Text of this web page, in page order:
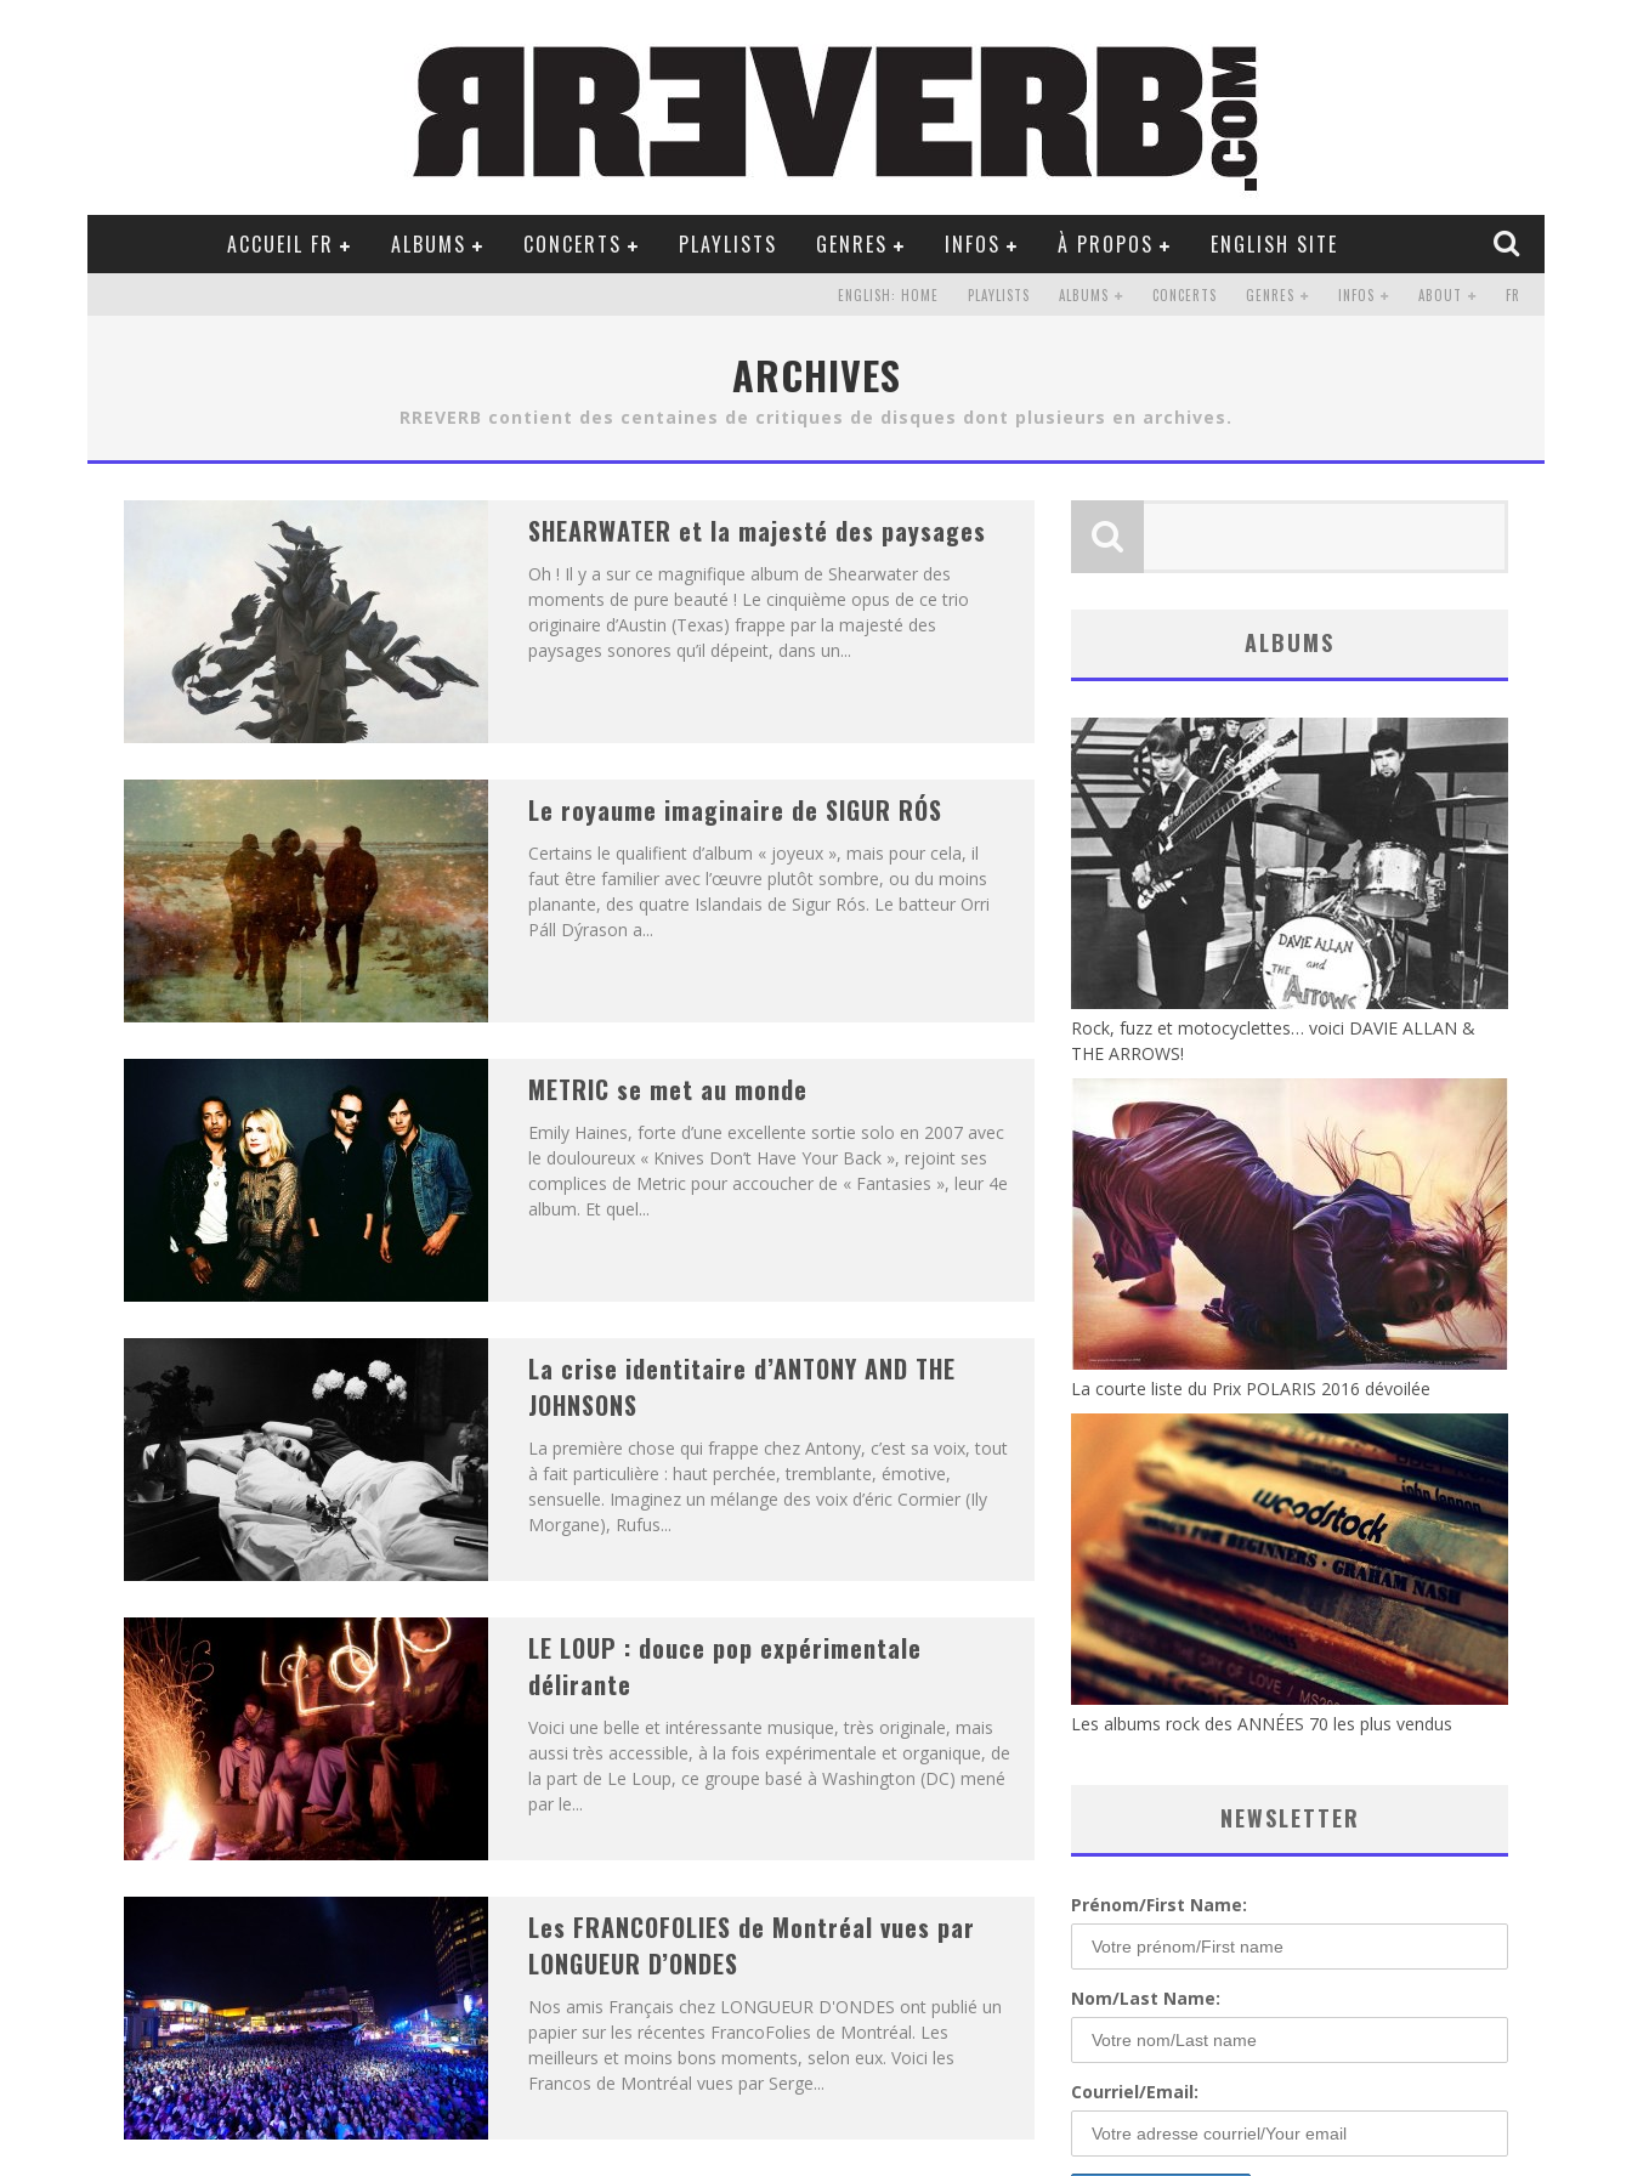
ACCUEIL FR ALBUMS CONCERTS PLAYLISTS GENRES INFOS À PROPOS ENGLISH SITE
ENGLISH: HOME PLAYLISTS ALBUMS CONCERTS GENRES INFOS ABOUT FR
ARCHIVES
RREVERB contient des centaines de critiques de disques dont plusieurs en archives.
SHEARWATER et la majesté des paysages
Oh ! Il y a sur ce magnifique album de Shearwater des
moments de pure beauté ! Le cinquième opus de ce trio
originaire d’Austin (Texas) frappe par la majesté des
paysages sonores qu’il dépeint, dans un...
Le royaume imaginaire de SIGUR RÓS
Certains le qualifient d’album « joyeux », mais pour cela, il
faut être familier avec l’œuvre plutôt sombre, ou du moins
planante, des quatre Islandais de Sigur Rós. Le batteur Orri
Páll Dýrason a...
METRIC se met au monde
Emily Haines, forte d’une excellente sortie solo en 2007 avec
le douloureux « Knives Don’t Have Your Back », rejoint ses
complices de Metric pour accoucher de « Fantasies », leur 4e
album. Et quel...
La crise identitaire d’ANTONY AND THE
JOHNSONS
La première chose qui frappe chez Antony, c’est sa voix, tout
à fait particulière : haut perchée, tremblante, émotive,
sensuelle. Imaginez un mélange des voix d’éric Cormier (Ily
Morgane), Rufus...
LE LOUP : douce pop expérimentale
délirante
Voici une belle et intéressante musique, très originale, mais
aussi très accessible, à la fois expérimentale et organique, de
la part de Le Loup, ce groupe basé à Washington (DC) mené
par le...
Les FRANCOFOLIES de Montréal vues par
LONGUEUR D’ONDES
Nos amis Français chez LONGUEUR D'ONDES ont publié un
papier sur les récentes FrancoFolies de Montréal. Les
meilleurs et moins bons moments, selon eux. Voici les
Francos de Montréal vues par Serge...
ALBUMS
Rock, fuzz et motocyclettes… voici DAVIE ALLAN &
THE ARROWS!
La courte liste du Prix POLARIS 2016 dévoilée
Les albums rock des ANNÉES 70 les plus vendus
NEWSLETTER
Prénom/First Name:
Nom/Last Name:
Courriel/Email: